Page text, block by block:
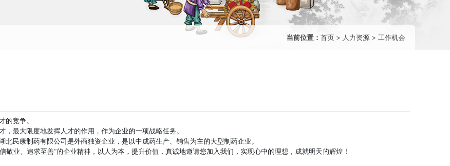
当前位置： 首页 > 人力资源 > 工作机会
的竞争。
最大限度地发挥人才的作用，作为企业的一项战略任务。
民康制药有限公司是外商独资企业，是以中成药生产、销售为主的大型制药企业。
敬业、追求至善”的企业精神，以人为本，提升价值，真诚地邀请您加入我们，实现心中的理想，成就明天的辉煌！